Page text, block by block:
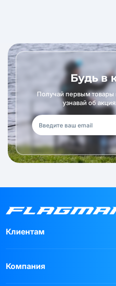
Будь в
Получай первым
узнавай об
Клиентам
Компания